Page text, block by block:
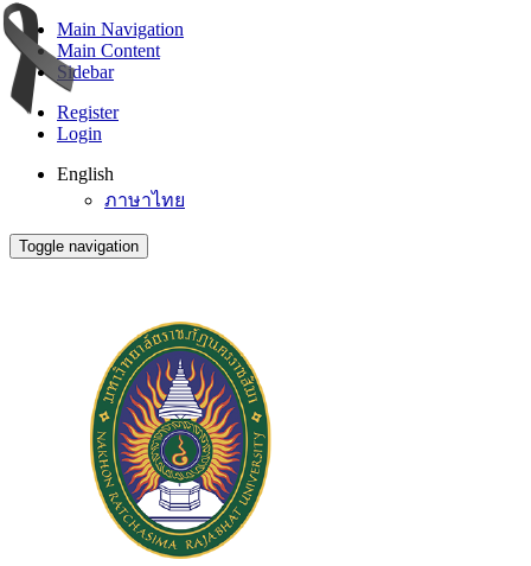
Main Navigation
Main Content
Sidebar
Register
Login
English
ภาษาไทย
Toggle navigation